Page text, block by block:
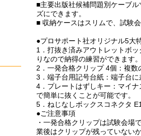
■主要出版社候補問題別ケーブ
ズにできます。
■ 収納ケースはスリムで、試験
●プロサポート社オリジナル5大
1．打抜き済みアウトレットボ
りなので納得の練習ができます
2．一発合格クリップ 4個：複
3．端子台用記号台紙：端子台
4．プレートはずしキー：マイ
で簡単に抜くことが可能です。
5．ねじなしボックスコネクタ
●ご注意事項
・一発合格クリップは試験会場
業後はクリップが残っていない